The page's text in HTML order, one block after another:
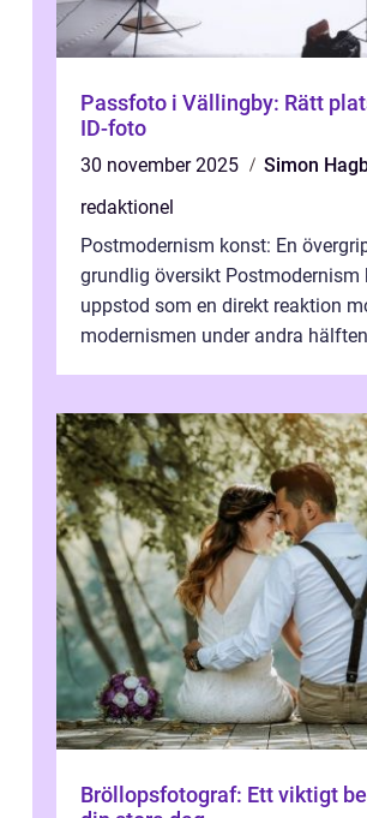
Passfoto i Vällingby: Rätt
ID-foto
30 november 2025
Simon
redaktionel
Postmodernism konst: En
grundlig översikt Postmodernism
uppstod som en direkt reaktion
modernismen under andra
Bröllopsfotograf: Ett viktigt